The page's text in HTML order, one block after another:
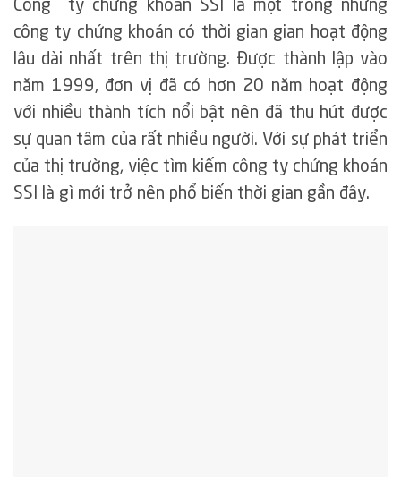
Công ty chứng khoán SSI là một trong những
công ty chứng khoán có thời gian gian hoạt động
lâu dài nhất trên thị trường. Được thành lập vào
năm 1999, đơn vị đã có hơn 20 năm hoạt động
với nhiều thành tích nổi bật nên đã thu hút được
sự quan tâm của rất nhiều người. Với sự phát triển
của thị trường, việc tìm kiếm công ty chứng khoán
SSI là gì mới trở nên phổ biến thời gian gần đây.